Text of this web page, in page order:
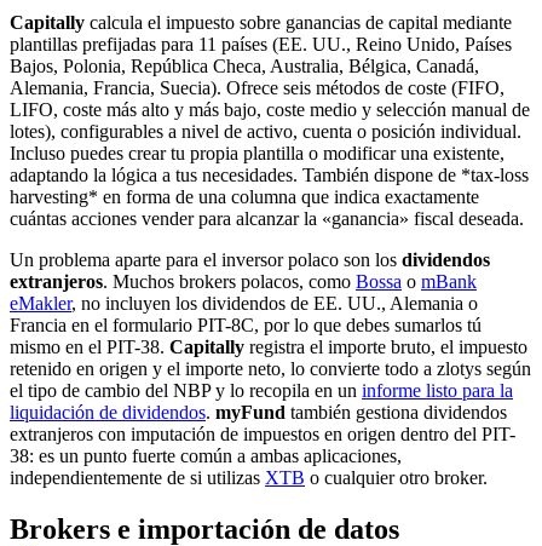
Capitally calcula el impuesto sobre ganancias de capital mediante
plantillas prefijadas para 11 países (EE. UU., Reino Unido, Países
Bajos, Polonia, República Checa, Australia, Bélgica, Canadá,
Alemania, Francia, Suecia). Ofrece seis métodos de coste (FIFO,
LIFO, coste más alto y más bajo, coste medio y selección manual de
lotes), configurables a nivel de activo, cuenta o posición individual.
Incluso puedes crear tu propia plantilla o modificar una existente,
adaptando la lógica a tus necesidades. También dispone de *tax-loss
harvesting* en forma de una columna que indica exactamente
cuántas acciones vender para alcanzar la «ganancia» fiscal deseada.
Un problema aparte para el inversor polaco son los dividendos
extranjeros. Muchos brokers polacos, como Bossa o mBank
eMakler, no incluyen los dividendos de EE. UU., Alemania o
Francia en el formulario PIT-8C, por lo que debes sumarlos tú
mismo en el PIT-38. Capitally registra el importe bruto, el impuesto
retenido en origen y el importe neto, lo convierte todo a zlotys según
el tipo de cambio del NBP y lo recopila en un informe listo para la
liquidación de dividendos. myFund también gestiona dividendos
extranjeros con imputación de impuestos en origen dentro del PIT-
38: es un punto fuerte común a ambas aplicaciones,
independientemente de si utilizas XTB o cualquier otro broker.
Brokers e importación de datos